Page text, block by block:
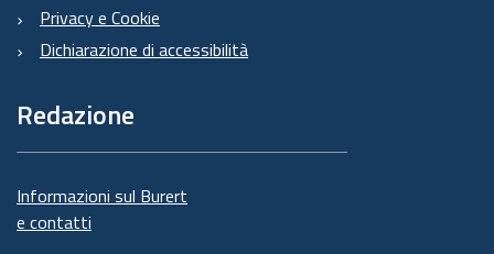
Privacy e Cookie
Dichiarazione di accessibilità
Redazione
Informazioni sul Burert
e contatti